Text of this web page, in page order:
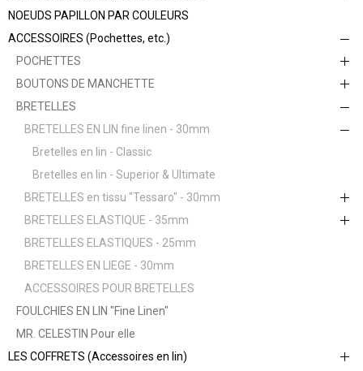
NOEUDS PAPILLON PAR COULEURS
ACCESSOIRES (Pochettes, etc.)
POCHETTES
BOUTONS DE MANCHETTE
BRETELLES
BRETELLES EN LIN fine linen - 30mm
Bretelles en lin - Classic
Bretelles en lin - Superior & Ultimate
BRETELLES en tissu "Tessaro" - 30mm
BRETELLES ELASTIQUE - 35mm
BRETELLES ELASTIQUES - 25mm
BRETELLES EN LIEGE - 30mm
ACCESSOIRES POUR BRETELLES
FOULCHIES EN LIN "Fine Linen"
MR. CELESTIN Pour elle
LES COFFRETS (Accessoires en lin)